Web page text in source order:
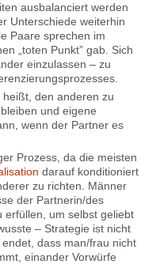
ausbalanciert werden
Unterschiede weiterhin
Paare sprechen im
„toten Punkt” gab. Sich
einzulassen – zu
den anderen zu
und eigene
wenn der Partner es
Prozess, da die meisten
darauf konditioniert
zu richten. Männer
der Partnerin/des
erfüllen, um selbst geliebt
– Strategie ist nicht
dass man/frau nicht
einander Vorwürfe